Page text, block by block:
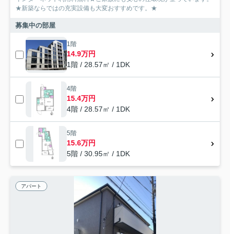
★新築ならではの充実設備も大変おすすめです。★
募集中の部屋
1階
14.9万円
1階 / 28.57㎡ / 1DK
4階
15.4万円
4階 / 28.57㎡ / 1DK
5階
15.6万円
5階 / 30.95㎡ / 1DK
アパート